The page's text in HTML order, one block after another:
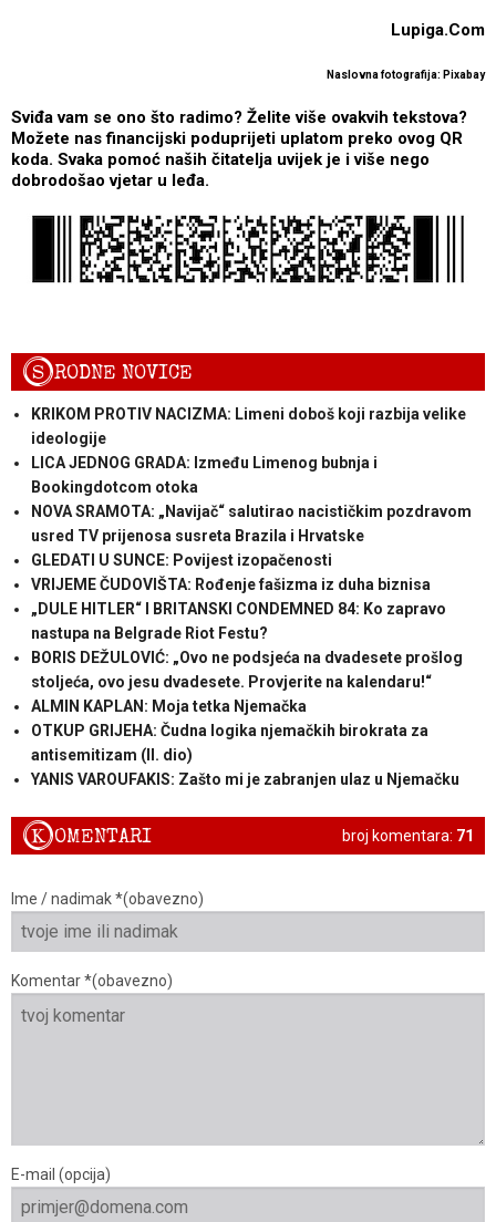
Lupiga.Com
Naslovna fotografija: Pixabay
Sviđa vam se ono što radimo? Želite više ovakvih tekstova?
Možete nas financijski poduprijeti uplatom preko ovog QR
koda. Svaka pomoć naših čitatelja uvijek je i više nego
dobrodošao vjetar u leđa.
SRODNE NOVICE
KRIKOM PROTIV NACIZMA: Limeni doboš koji razbija velike
ideologije
LICA JEDNOG GRADA: Između Limenog bubnja i
Bookingdotcom otoka
NOVA SRAMOTA: „Navijač“ salutirao nacističkim pozdravom
usred TV prijenosa susreta Brazila i Hrvatske
GLEDATI U SUNCE: Povijest izopačenosti
VRIJEME ČUDOVIŠTA: Rođenje fašizma iz duha biznisa
„DULE HITLER“ I BRITANSKI CONDEMNED 84: Ko zapravo
nastupa na Belgrade Riot Festu?
BORIS DEŽULOVIĆ: „Ovo ne podsjeća na dvadesete prošlog
stoljeća, ovo jesu dvadesete. Provjerite na kalendaru!“
ALMIN KAPLAN: Moja tetka Njemačka
OTKUP GRIJEHA: Čudna logika njemačkih birokrata za
antisemitizam (II. dio)
YANIS VAROUFAKIS: Zašto mi je zabranjen ulaz u Njemačku
broj komentara: 71
KOMENTARI
Ime / nadimak *(obavezno)
Komentar *(obavezno)
E-mail (opcija)